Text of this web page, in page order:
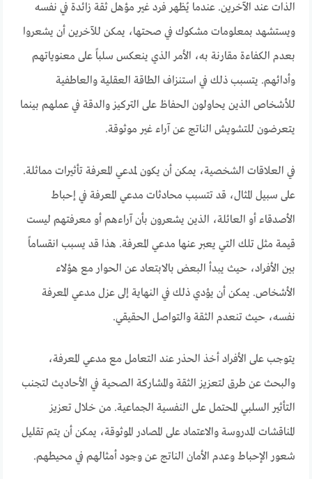
الذات عند الآخرين. عندما يُظهر فرد غير مؤهل ثقة زائدة في نفسه
ويستشهد بمعلومات مشكوك في صحتها، يمكن للآخرين أن يشعروا
بعدم الكفاءة مقارنة به، الأمر الذي ينعكس سلباً على معنوياتهم
وأدائهم. يتسبب ذلك في استنزاف الطاقة العقلية والعاطفية
للأشخاص الذين يحاولون الحفاظ على التركيز والدقة في عملهم بينما
يتعرضون للتشويش الناتج عن آراء غير موثوقة.
في العلاقات الشخصية، يمكن أن يكون لمدعي المعرفة تأثيرات مماثلة.
على سبيل المثال، قد تتسبب محادثات مدعي المعرفة في إحباط
الأصدقاء أو العائلة، الذين يشعرون بأن آراءهم أو معرفتهم ليست
قيمة مثل تلك التي يعبر عنها مدعي المعرفة. هذا قد يسبب انقساماً
بين الأفراد، حيث يبدأ البعض بالابتعاد عن الحوار مع هؤلاء
الأشخاص. يمكن أن يؤدي ذلك في النهاية إلى عزل مدعي المعرفة
نفسه، حيث تنعدم الثقة والتواصل الحقيقي.
يتوجب على الأفراد أخذ الحذر عند التعامل مع مدعي المعرفة،
والبحث عن طرق لتعزيز الثقة والمشاركة الصحية في الأحاديث لتجنب
التأثير السلبي المحتمل على النفسية الجماعية. من خلال تعزيز
المناقشات المدروسة والاعتماد على المصادر الموثوقة، يمكن أن يتم تقليل
شعور الإحباط وعدم الأمان الناتج عن وجود أمثالهم في محيطهم.